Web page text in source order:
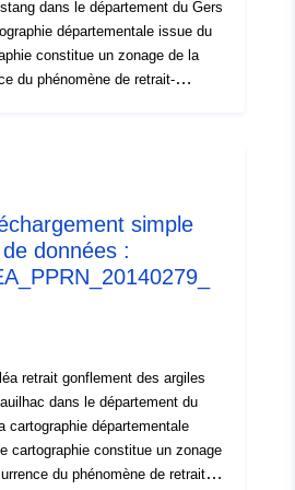
dans le département du Gers
départementale issue du
constitue un zonage de la
du phénomène de retrait-
par le BRGM à partir des
qui ont été
géologique : - la proportion de
de la formation (analyse
de minéraux gonflants dans
minéralogique) ; - le
du matériau. Pour chacune
identifiées, le niveau d’aléa
du niveau de susceptibilité
de sinistres retrait
100 km2 de surface
urbanisée.
simple
données :
retrait gonflement des argiles
dans le département du
cartographie départementale
cartographie constitue un zonage
du phénomène de retrait-